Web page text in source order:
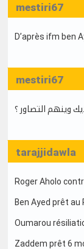
mestiri67
D’après ifm ben
mestiri67
وينهم التصاور ؟
tarajjidawla
Roger Aholo
Ben Ayed prêt
Oumarou
Zaddem prêt 6